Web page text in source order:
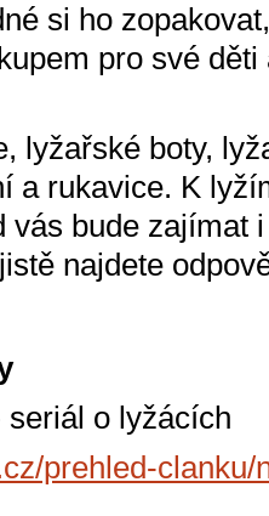
si ho
pro své
lyžařské boty,
a rukavice. K
vás bude zajímat
najdete
o lyžácích
prehled-